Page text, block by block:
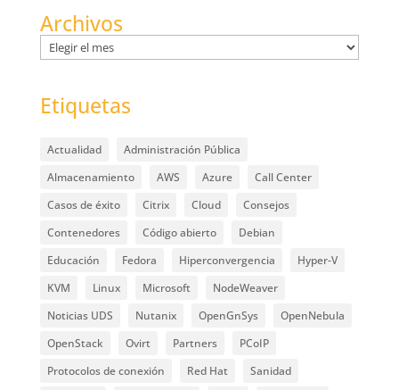
Archivos
Archivos
Etiquetas
Actualidad
Administración Pública
Almacenamiento
AWS Azure
Call Center
Casos de éxito
Citrix Cloud
Consejos
Contenedores
Código abierto
Debian
Educación
Fedora Hiperconvergencia
Hyper-V
KVM
Linux Microsoft
NodeWeaver
Noticias UDS
Nutanix OpenGnSys
OpenNebula
OpenStack
Ovirt Partners
PCoIP
Protocolos de conexión
Red Hat
Sanidad